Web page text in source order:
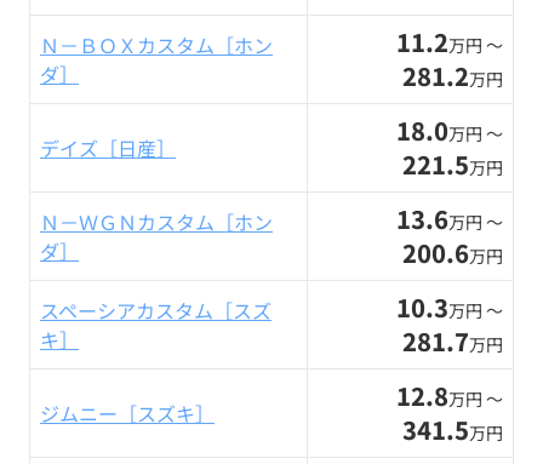
Ｎ－ＢＯＸカスタム［ホン
ダ］
11.2万円 〜
281.2万円
デイズ［日産］ 18.0万円 〜
221.5万円
Ｎ－ＷＧＮカスタム［ホン
ダ］
13.6万円 〜
200.6万円
スペーシアカスタム［スズ
キ］
10.3万円 〜
281.7万円
ジムニー［スズキ］ 12.8万円 〜
341.5万円